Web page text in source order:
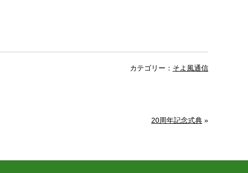
カテゴリー： そよ風通信
20周年記念式典 »